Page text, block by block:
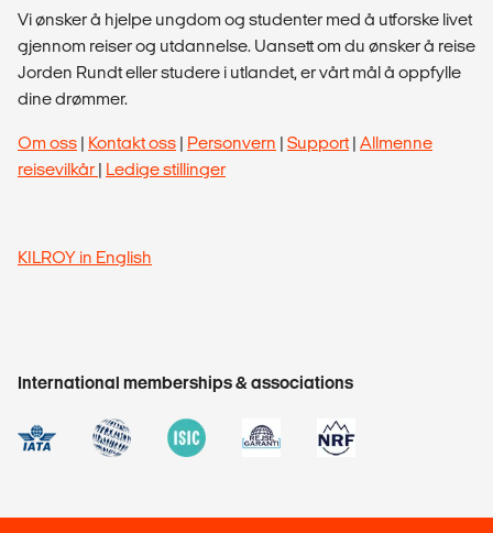
Vi ønsker å hjelpe ungdom og studenter med å utforske livet
gjennom reiser og utdannelse. Uansett om du ønsker å reise
Jorden Rundt eller studere i utlandet, er vårt mål å oppfylle
dine drømmer.
Om oss | Kontakt oss | Personvern | Support| Allmenne
reisevilkår | Ledige stillinger
KILROY in English
International memberships & associations